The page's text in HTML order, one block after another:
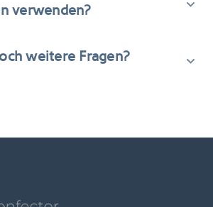
verwenden?
weitere Fragen?